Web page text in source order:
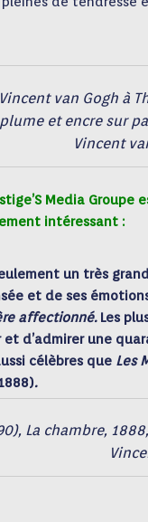
van Gogh à
et encre sur
Vincent
Media
intéressant :
un très
et de ses
affectionné. Les
et d’admirer une
célèbres que Les
.
La chambre,